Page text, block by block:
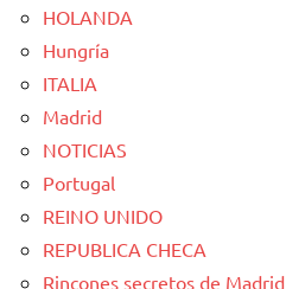
HOLANDA
Hungría
ITALIA
Madrid
NOTICIAS
Portugal
REINO UNIDO
REPUBLICA CHECA
Rincones secretos de Madrid